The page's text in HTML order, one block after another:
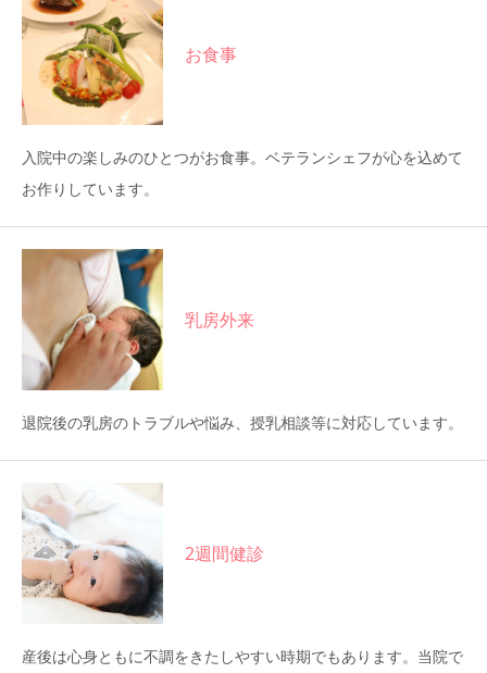
お食事
入院中の楽しみのひとつがお食事。ベテランシェフが心を込めて
お作りしています。
乳房外来
退院後の乳房のトラブルや悩み、授乳相談等に対応しています。
2週間健診
産後は心身ともに不調をきたしやすい時期でもあります。当院で